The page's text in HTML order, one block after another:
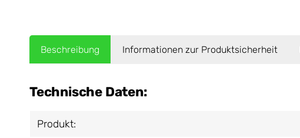
Beschreibung Informationen zur Produktsicherheit
Technische Daten:
Produkt: